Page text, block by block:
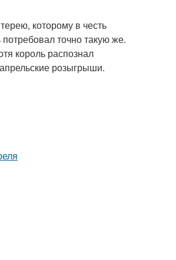
которому в честь
точно такую же.
король распознал
розыгрыши.